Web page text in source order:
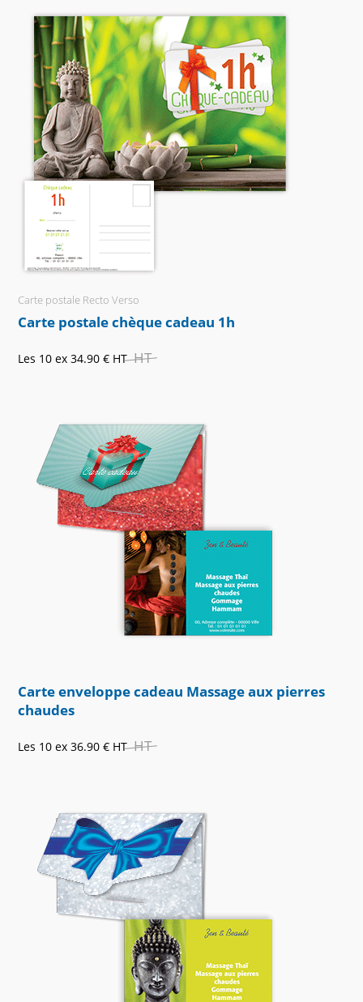
Carte postale Recto Verso
Carte postale chèque cadeau 1h
Les 10 ex 34.90 € HT HT
Carte enveloppe cadeau Massage aux pierres
chaudes
Les 10 ex 36.90 € HT HT